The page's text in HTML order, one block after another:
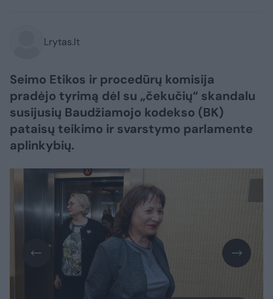
Lrytas.lt
Seimo Etikos ir procedūrų komisija
pradėjo tyrimą dėl su „čekučių“ skandalu
susijusių Baudžiamojo kodekso (BK)
pataisų teikimo ir svarstymo parlamente
aplinkybių.